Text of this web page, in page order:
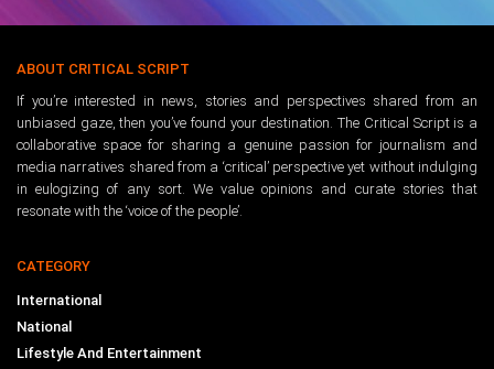
ABOUT CRITICAL SCRIPT
If you’re interested in news, stories and perspectives shared from an
unbiased gaze, then you’ve found your destination. The Critical Script is a
collaborative space for sharing a genuine passion for journalism and
media narratives shared from a ‘critical’ perspective yet without indulging
in eulogizing of any sort. We value opinions and curate stories that
resonate with the ‘voice of the people’.
CATEGORY
International
National
Lifestyle And Entertainment